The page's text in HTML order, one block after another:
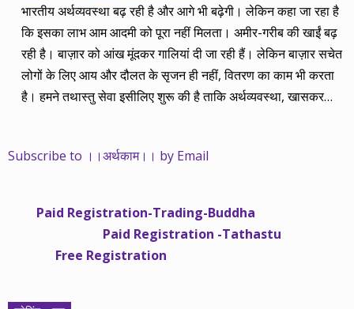
भारतीय अर्थव्यवस्था बढ़ रही है और आगे भी बढ़ेगी। लेकिन कहा जा रहा है
कि इसका लाभ आम आदमी को पूरा नहीं मिलता। अमीर-गरीब की खाईं बढ़
रही है। बाज़ार को आंख मूंदकर गालियां दी जा रही हैं। लेकिन बाज़ार सचेत
लोगों के लिए आय और दौलत के सृजन ही नहीं, वितरण का काम भी करता
है। हमने तथास्तु सेवा इसीलिए शुरू की है ताकि अर्थव्यवस्था, खासकर
महंगाई की दर 10 प्रतिशत से ऊपर रहती है। वे भागकर जाते हैं सोने और
साढ़े चार सालों से अर्थकाम से जुड़े हैं, वे हमारी ईमानदारी और सत्यनिष्ठा से
भलीभांति वाकिफ हैं। शुरू में हम भी कच्चे थे तो बाज़ार के उस्तादों के जाल
में फंस गए। गलतियां कीं। लेकिन जैसे ही समझ में आया, खटाक से उनसे
Subscribe to ।।अर्थकाम।। by Email
Paid Registration-Trading-Buddha
Paid Registration -Tathastu
Free Registration